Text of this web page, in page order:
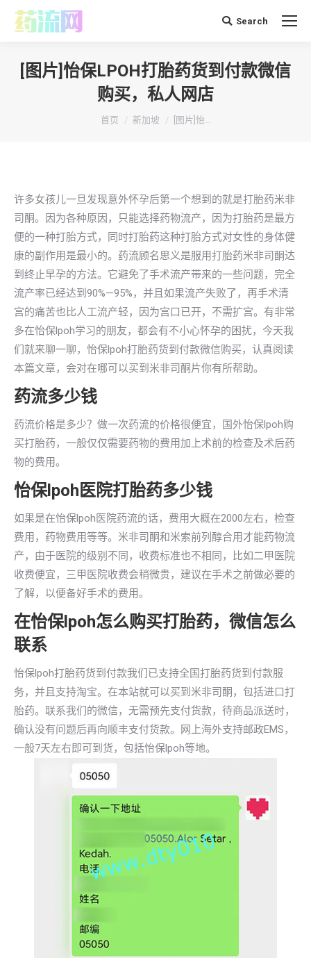
搜 Search
[图片]怡保LPOH打胎药货到付款微信
购买，私人网店
你在这里：
首页 新加坡 [图片]怡…
许多女孩儿一旦发现意外怀孕后第一个想到的就是打胎药米非
司酮。因为各种原因，只能选择药物流产，因为打胎药是最方
便的一种打胎方式，同时打胎药这种打胎方式对女性的身体健
康的副作用是最小的。药流顾名思义是服用打胎药米非司酮达
到终止早孕的方法。它避免了手术流产带来的一些问题，完全
流产率已经达到90%—95%，并且如果流产失败了，再手术清
宫的痛苦也比人工流产轻，因为宫口已开，不需扩宫。有非常
多在怡保lpoh学习的朋友，都会有不小心怀孕的困扰，今天我
们就来聊一聊，怡保lpoh打胎药货到付款微信购买，认真阅读
本篇文章，会对在哪可以买到米非司酮片你有所帮助。
药流多少钱
药流价格是多少？做一次药流的价格很便宜，国外怡保lpoh购
买打胎药，一般仅仅需要药物的费用加上术前的检查及术后药
物的费用。
怡保lpoh医院打胎药多少钱
如果是在怡保lpoh医院药流的话，费用大概在2000左右，检查
费用，药物费用等等。米非司酮和米索前列醇合用才能药物流
产，由于医院的级别不同，收费标准也不相同，比如二甲医院
收费便宜，三甲医院收费会稍微贵，建议在手术之前做必要的
了解，以便备好手术的费用。
在怡保lpoh怎么购买打胎药，微信怎么
联系
怡保lpoh打胎药货到付款我们已支持全国打胎药货到付款服
务，并且支持淘宝。在本站就可以买到米非司酮，包括进口打
胎药。联系我们的微信，无需预先支付货款，待商品派送时，
确认没有问题后再向顺丰支付货款。网上海外支持邮政EMS，
一般7天左右即可到货，包括怡保lpoh等地。